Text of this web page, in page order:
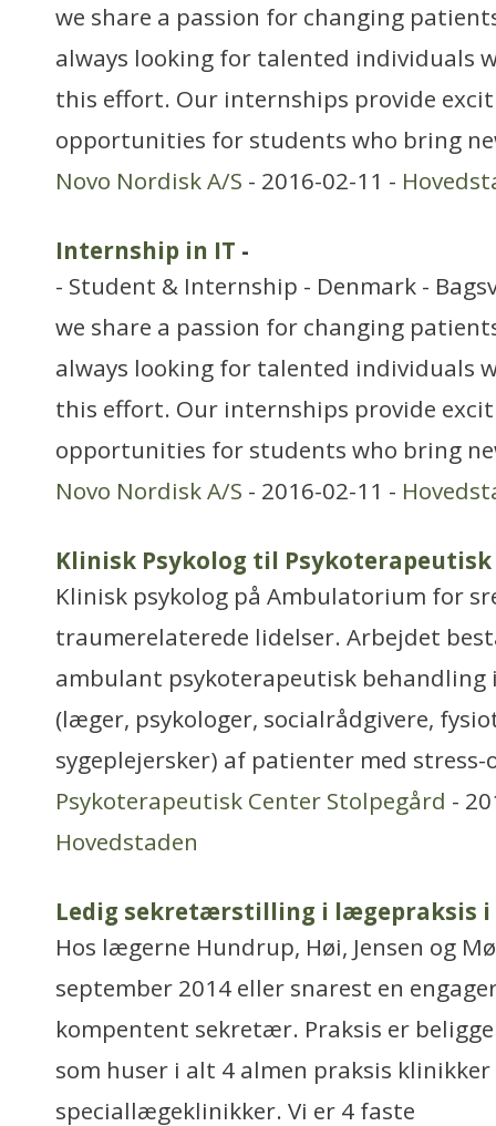
we share a passion for changing
always looking for talented individuals
this effort. Our internships provide
opportunities for students who bring
Novo Nordisk A/S - 2016-02-11 -
Internship in IT -
- Student & Internship - Denmark -
we share a passion for changing
always looking for talented individuals
this effort. Our internships provide
opportunities for students who bring
Novo Nordisk A/S - 2016-02-11 -
Klinisk Psykolog til
Klinisk psykolog på Ambulatorium for
traumerelaterede lidelser. Arbejdet
ambulant psykoterapeutisk
(læger, psykologer, socialrådgivere,
sygeplejersker) af patienter med
Psykoterapeutisk Center Stolpegård -
Hovedstaden
Ledig sekretærstilling i lægepraksis i
Hos lægerne Hundrup, Høi, Jensen og
september 2014 eller snarest en
kompentent sekretær. Praksis er
som huser i alt 4 almen praksis
speciallægeklinikker. Vi er 4 faste